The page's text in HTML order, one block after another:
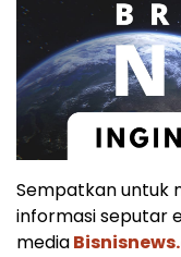
Sempatkan untuk
informasi seputar
media